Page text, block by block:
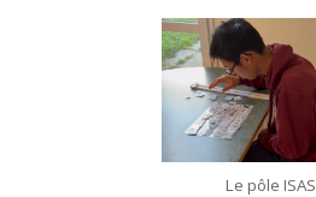
Le pôle ISAS